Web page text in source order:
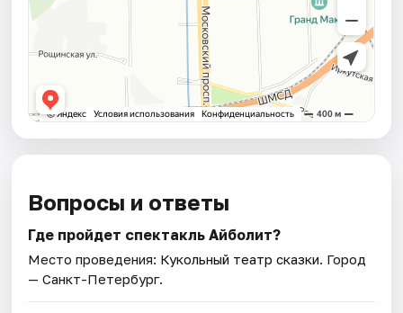
Вопросы и ответы
Где пройдет спектакль Айболит?
Место проведения: Кукольный театр сказки. Город
— Санкт-Петербург.